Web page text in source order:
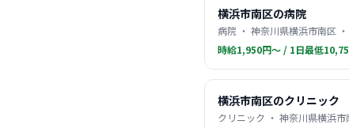
横浜市南区の病院
病院 ・ 神奈川県横浜市南区
時給1,950円〜 / 1日最低
横浜市南区のクリニック
クリニック ・ 神奈川県横浜